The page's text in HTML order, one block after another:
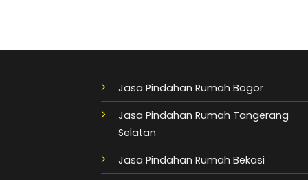
Jasa Pindahan Rumah Bogor
Jasa Pindahan Rumah Tangerang
Selatan
Jasa Pindahan Rumah Bekasi